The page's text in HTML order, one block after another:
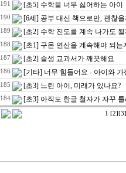
191 [초5] 수학을 너무 싫어하는 아이
190 [6세] 공부 대신 책으로만, 괜찮을
189 [초2] 수학 진도를 계속 나가도 될
188 [초1] 구몬 연산을 계속해야 되는
187 [초2] 슬생 교과서가 깨끗해요
186 [기타] 너무 힘들어요 - 아이와 가
185 [초3] 느린 아이, 미래가 있나요?
184 [초3] 아직도 한글 철자가 자꾸
1 [2] [3]